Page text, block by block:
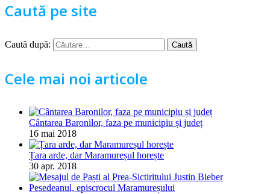
Caută pe site
Caută după:
Cele mai noi articole
Cântarea Baronilor, faza pe municipiu și județ
16 mai 2018
Țara arde, dar Maramureșul horește
30 apr. 2018